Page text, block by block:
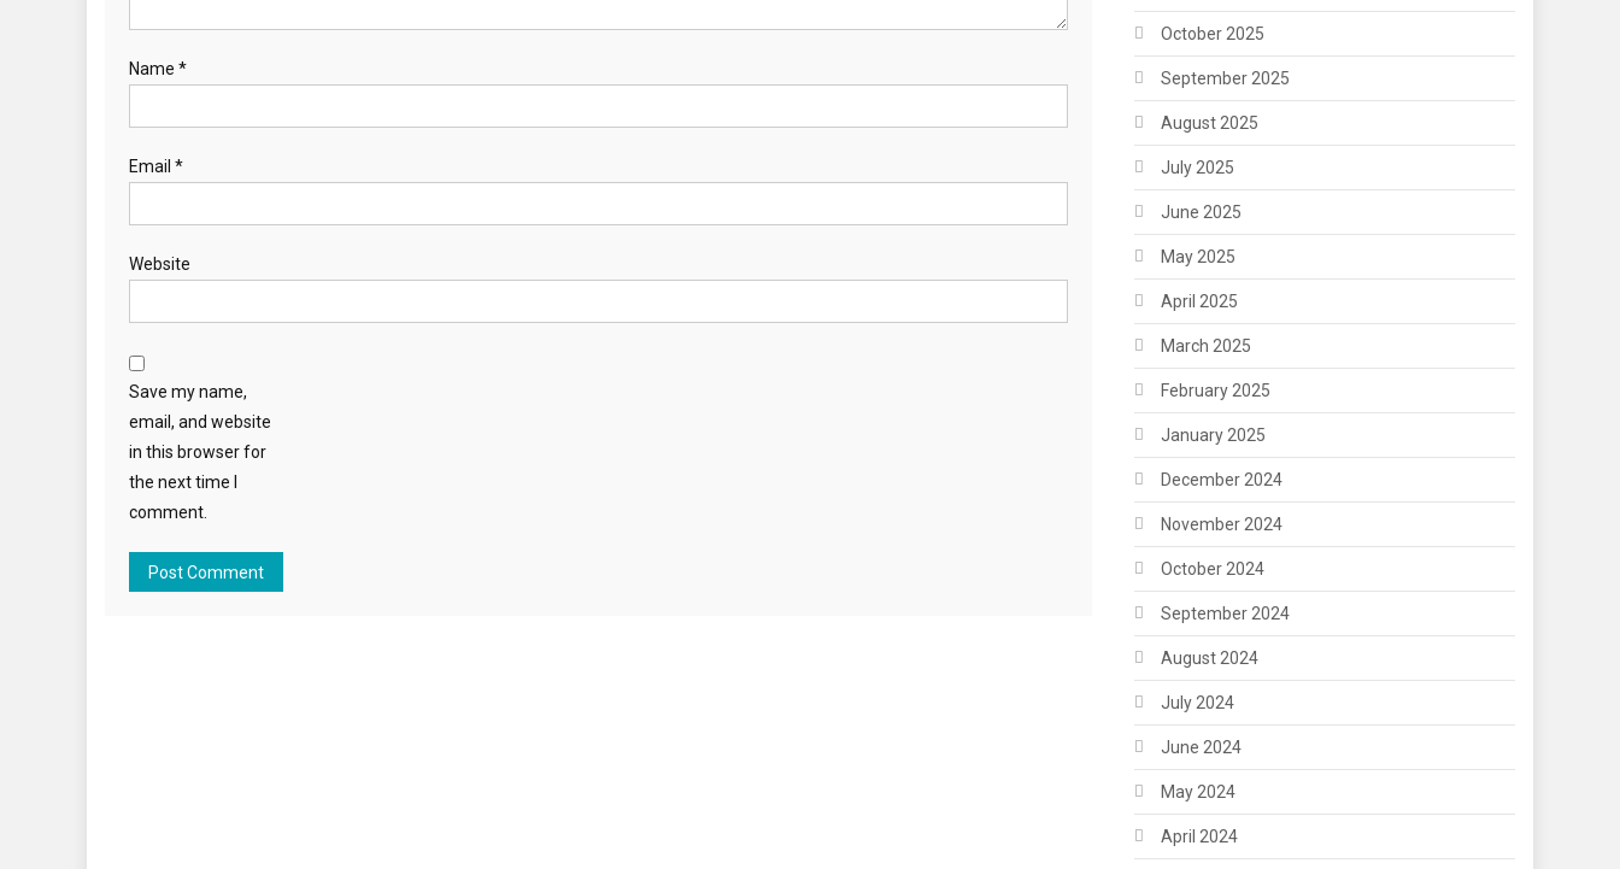
Name *
Email *
Website
Save my name,
email, and website
in this browser for
the next time I
comment.
October 2025
September 2025
August 2025
July 2025
June 2025
May 2025
April 2025
March 2025
February 2025
January 2025
December 2024
November 2024
October 2024
September 2024
August 2024
July 2024
June 2024
May 2024
April 2024